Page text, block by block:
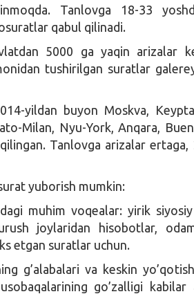
Tanlovga 18-33
qabul qilinadi.
5000 ga yaqin arizalar
tushirilgan suratlar
yildan buyon Moskva,
Milan, Nyu-York, Anqara,
Tanlovga arizalar ertaga,
yuborish mumkin:
muhim voqealar: yirik
joylaridan hisobotlar,
etgan suratlar uchun.
g’alabalari va keskin
go’zalligi kabilar